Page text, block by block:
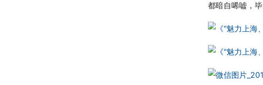
都暗自唏嘘，